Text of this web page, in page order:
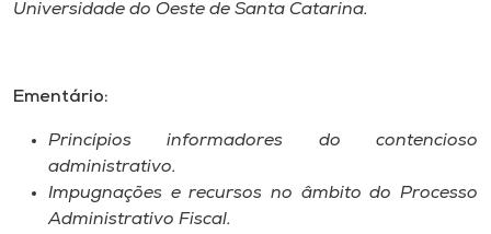
A+
Universidade do Oeste de Santa Catarina.
Ementário:
Princípios informadores do contencioso
administrativo.
Impugnações e recursos no âmbito do Processo
Administrativo Fiscal.